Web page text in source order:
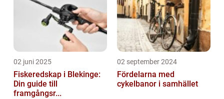
02 juni 2025
Fiskeredskap i Blekinge:
Din guide till
framgångsr...
02 september 2024
Fördelarna med
cykelbanor i samhället